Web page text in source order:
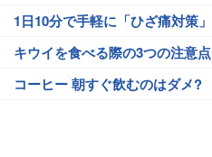
1日10分で手軽に「ひざ痛対策」
キウイを食べる際の3つの注意点
コーヒー 朝すぐ飲むのはダメ?